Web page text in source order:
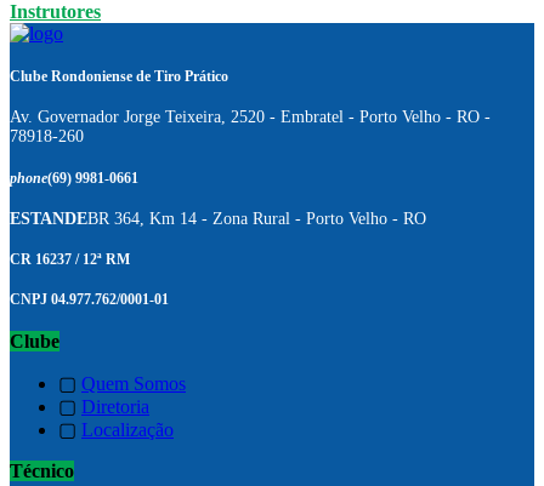
Instrutores
Clube Rondoniense de Tiro Prático
Av. Governador Jorge Teixeira, 2520 - Embratel - Porto Velho - RO -
78918-260
phone(69) 9981-0661
ESTANDEBR 364, Km 14 - Zona Rural - Porto Velho - RO
CR 16237 / 12ª RM
CNPJ 04.977.762/0001-01
Clube
▢ Quem Somos
▢ Diretoria
▢ Localização
Técnico